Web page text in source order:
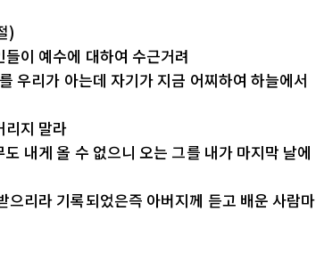
)
이 예수에 대하여 수근거려
우리가 아는데 자기가 지금 어찌하여 하늘에서
리지 말라
내게 올 수 없으니 오는 그를 내가 마지막 날에
리라 기록되었은즉 아버지께 듣고 배운 사람마